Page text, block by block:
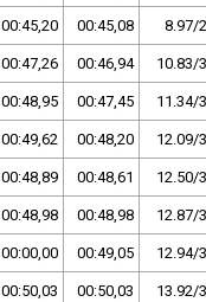
00:45,20 00:45,08 8.97/
00:47,26 00:46,94 10.83/
00:48,95 00:47,45 11.34/
00:49,62 00:48,20 12.09/
00:48,89 00:48,61 12.50/
00:48,98 00:48,98 12.87/
00:00,00 00:49,05 12.94/
00:50,03 00:50,03 13.92/